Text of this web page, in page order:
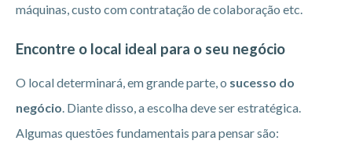
máquinas, custo com contratação de colaboração etc.
Encontre o local ideal para o seu negócio
O local determinará, em grande parte, o sucesso do
negócio . Diante disso, a escolha deve ser estratégica.
Algumas questões fundamentais para pensar são: